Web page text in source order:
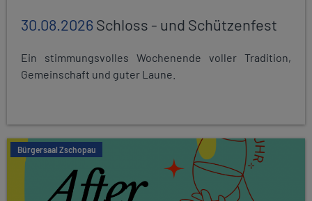
30.08.2026Schloss - und Schützenfest
Ein stimmungsvolles Wochenende voller Tradition,
Gemeinschaft und guter Laune.
Bürgersaal Zschopau